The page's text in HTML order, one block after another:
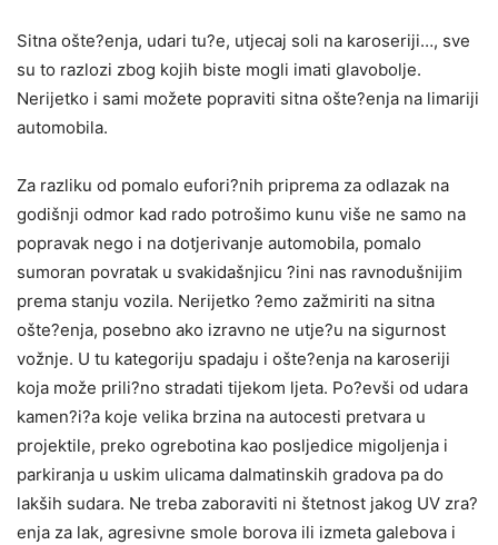
Sitna ošte?enja, udari tu?e, utjecaj soli na karoseriji…, sve
su to razlozi zbog kojih biste mogli imati glavobolje.
Nerijetko i sami možete popraviti sitna ošte?enja na limariji
automobila.
Za razliku od pomalo eufori?nih priprema za odlazak na
godišnji odmor kad rado potrošimo kunu više ne samo na
popravak nego i na dotjerivanje automobila, pomalo
sumoran povratak u svakidašnjicu ?ini nas ravnodušnijim
prema stanju vozila. Nerijetko ?emo zažmiriti na sitna
ošte?enja, posebno ako izravno ne utje?u na sigurnost
vožnje. U tu kategoriju spadaju i ošte?enja na karoseriji
koja može prili?no stradati tijekom ljeta. Po?evši od udara
kamen?i?a koje velika brzina na autocesti pretvara u
projektile, preko ogrebotina kao posljedice migoljenja i
parkiranja u uskim ulicama dalmatinskih gradova pa do
lakših sudara. Ne treba zaboraviti ni štetnost jakog UV zra?
enja za lak, agresivne smole borova ili izmeta galebova i